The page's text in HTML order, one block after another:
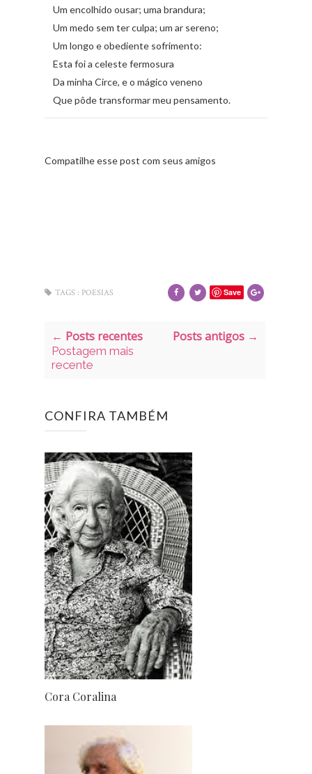
Um encolhido ousar; uma brandura;
Um medo sem ter culpa; um ar sereno;
Um longo e obediente sofrimento:
Esta foi a celeste fermosura
Da minha Circe, e o mágico veneno
Que pôde transformar meu pensamento.
Compatilhe esse post com seus amigos
Save
TAGS : POESIAS
← Posts recentes
Postagem mais
recente
Posts antigos →
CONFIRA TAMBÉM
Cora Coralina